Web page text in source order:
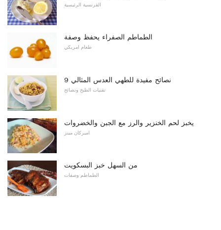
الفرنسية الرئيسية
الطماطم الصفراء يحفظ وصفة
طعام امريكي
9 نصائح مفيدة للطهي العدس المثالي
تقنيات الطبخ ونصائح
يخبز لحم الخنزير والرز مع الجبن والخضروات
اميركان مينز
من السهل خبز البسكويت
الطماطم وصفات